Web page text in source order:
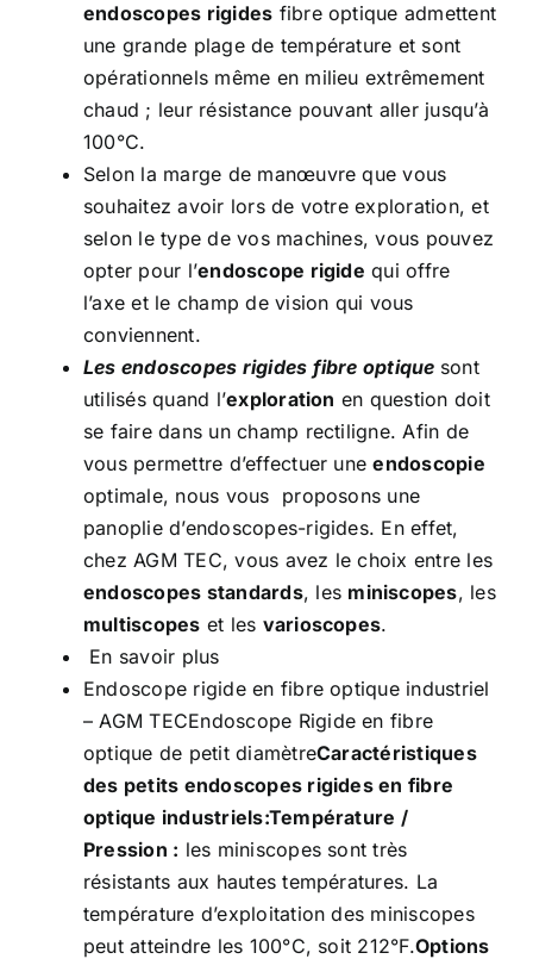
endoscopes rigides fibre optique admettent
une grande plage de température et sont
opérationnels même en milieu extrêmement
chaud ; leur résistance pouvant aller jusqu’à
100°C.
Selon la marge de manœuvre que vous
souhaitez avoir lors de votre exploration, et
selon le type de vos machines, vous pouvez
opter pour l’endoscope rigide qui offre
l’axe et le champ de vision qui vous
conviennent.
Les endoscopes rigides fibre optique sont
utilisés quand l’exploration en question doit
se faire dans un champ rectiligne. Afin de
vous permettre d’effectuer uneendoscopie
optimale, nous vous proposons une
panoplie d’endoscopes-rigides. En effet,
chez AGM TEC, vous avez le choix entre les
endoscopes standards, les miniscopes, les
multiscopes et les varioscopes.
En savoir plus
Endoscope rigide en fibre optique industriel
– AGM TECEndoscope Rigide en fibre
optique de petit diamètreCaractéristiques
des petits endoscopes rigides en fibre
optique industriels:Température /
Pression : les miniscopes sont très
résistants aux hautes températures. La
température d’exploitation des miniscopes
peut atteindre les 100°C, soit 212°F.Options